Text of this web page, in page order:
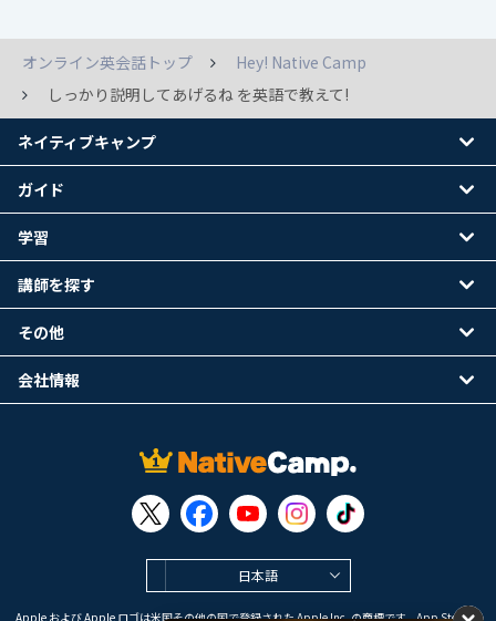
オンライン英会話トップ
Hey! Native Camp
しっかり説明してあげるね を英語で教えて!
日本語
Apple および Apple ロゴは米国その他の国で登録された Apple Inc. の商標です。App Store は
ネイティブキャンプ
ガイド
学習
講師を探す
その他
会社情報